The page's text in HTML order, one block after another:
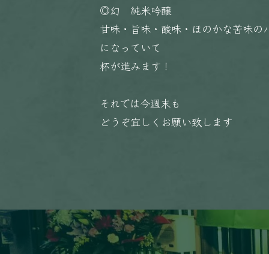
◎幻 純米吟醸
甘味・旨味・酸味・ほのかな苦味
になっていて
杯が進みます！
それでは今週末も
どうぞ宜しくお願い致します️️